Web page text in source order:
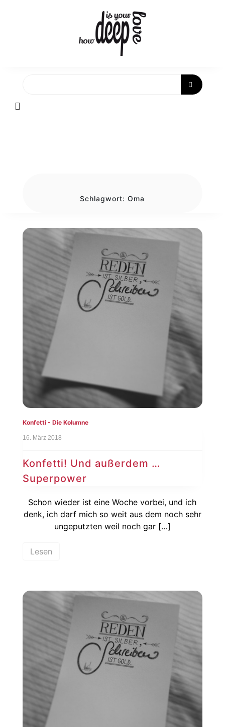
Schlagwort:Oma
Konfetti - Die Kolumne
16. März 2018
Konfetti! Und außerdem …
Superpower
Schon wieder ist eine Woche vorbei, und ich
denk, ich darf mich so weit aus dem noch sehr
ungeputzten weil noch gar […]
Lesen